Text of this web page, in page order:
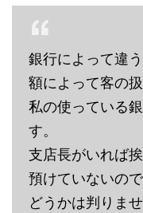
銀行によって違
額によって客の
私の使っている
す。
支店長がいれば
預けていないの
どうかは判りませ